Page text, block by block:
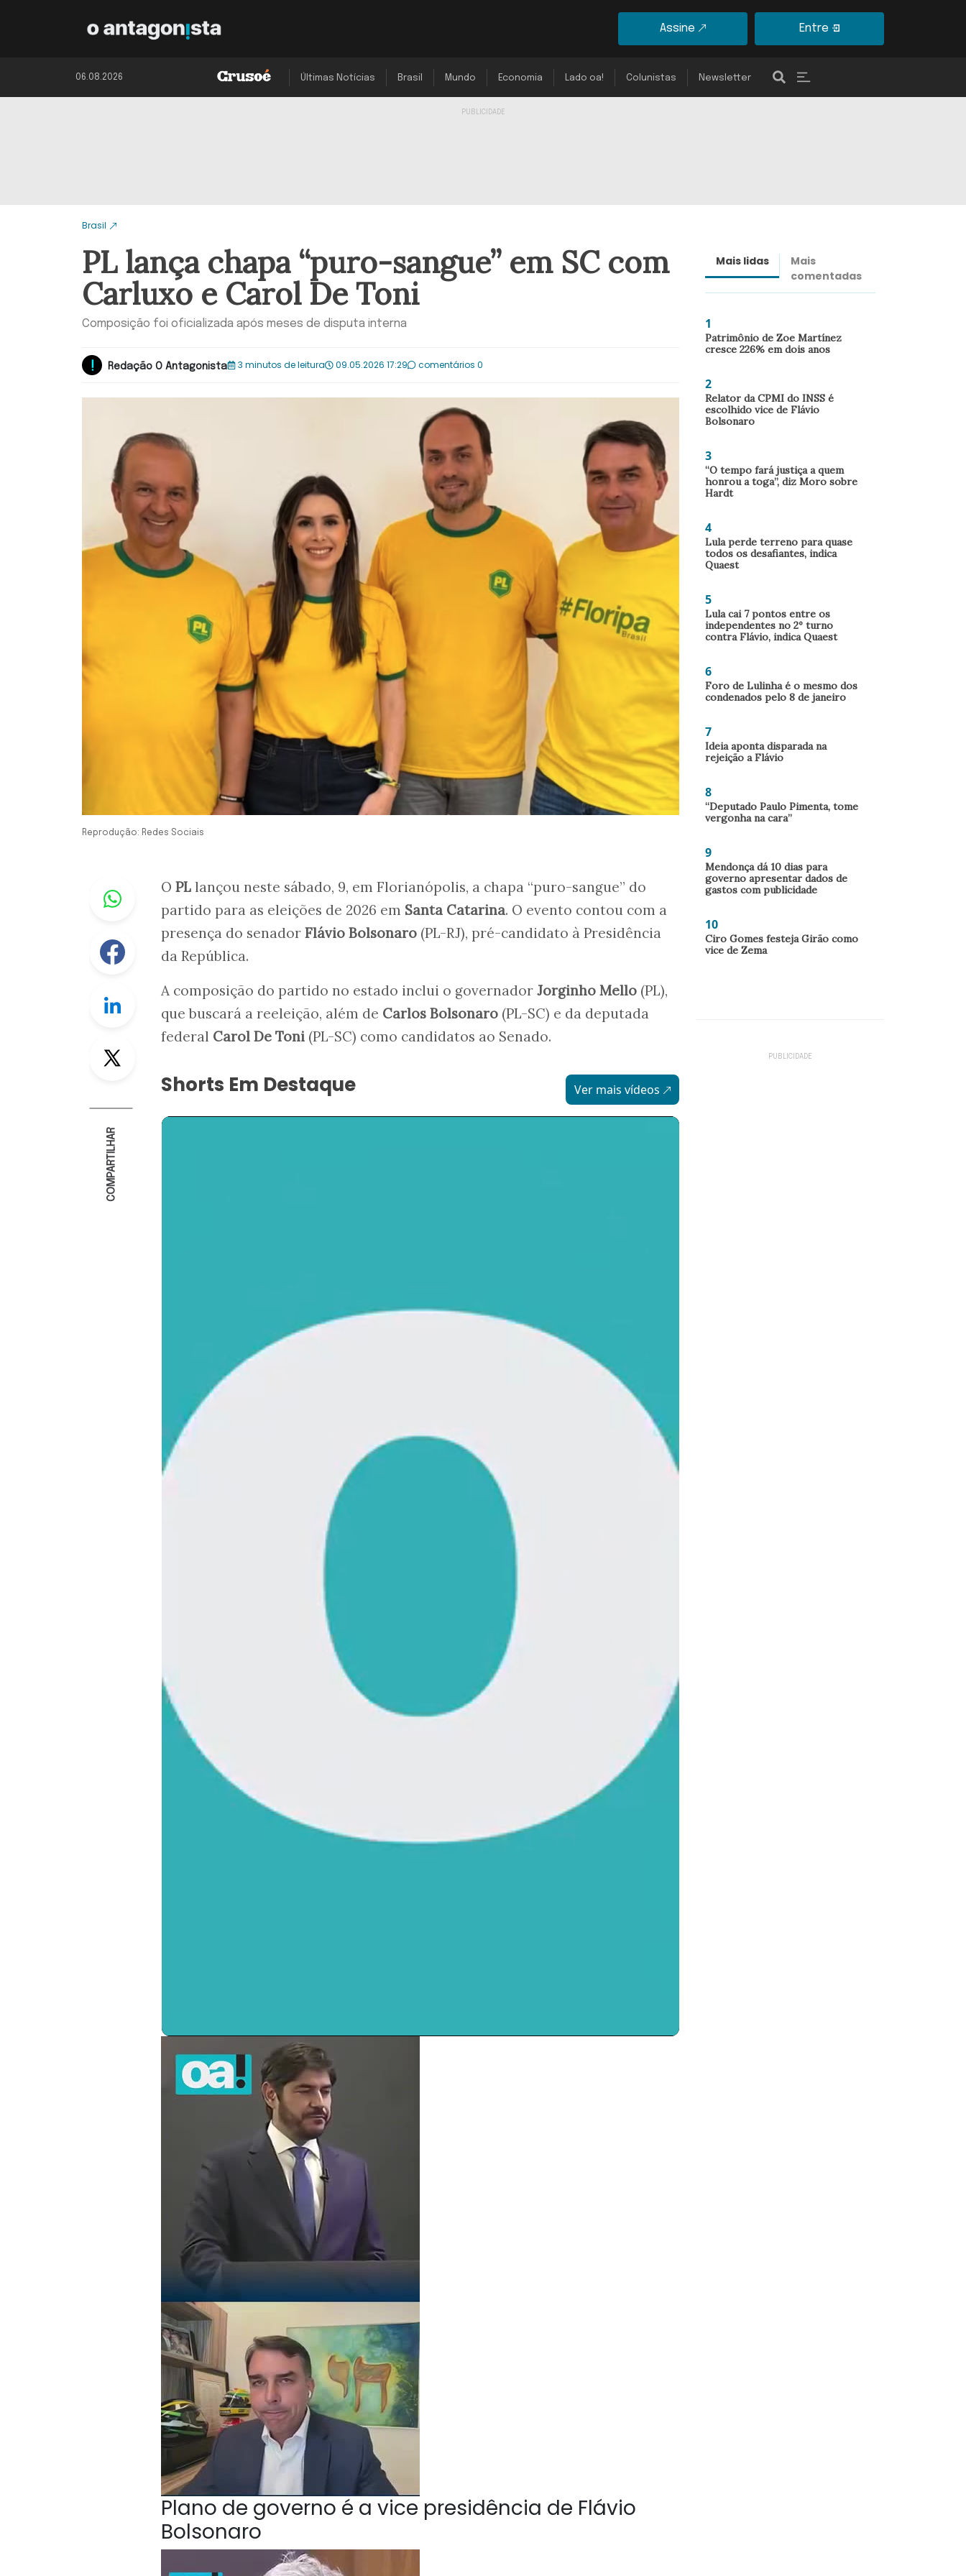
Assine Entre
06.08.2026 Últimas Notícias Brasil Mundo Economia Lado oa! Colunistas Newsletter
Brasil
PL lança chapa “puro-sangue” em SC com
Carluxo e Carol De Toni
Composição foi oficializada após meses de disputa interna
Redação O Antagonista 3 minutos de leitura 09.05.2026 17:29 comentários 0
Reprodução: Redes Sociais
Whastapp
Facebook
Linkedin
Twitter
COMPARTILHAR
O PL lançou neste sábado, 9, em Florianópolis, a chapa “puro-sangue” do
partido para as eleições de 2026 em Santa Catarina. O evento contou com a
presença do senador Flávio Bolsonaro (PL-RJ), pré-candidato à Presidência
da República.
A composição do partido no estado inclui o governador Jorginho Mello (PL),
que buscará a reeleição, além de Carlos Bolsonaro (PL-SC) e da deputada
federal Carol De Toni (PL-SC) como candidatos ao Senado.
Shorts Em Destaque Ver mais vídeos
Plano de governo é a vice presidência de Flávio
Bolsonaro
Mais lidas
Mais
comentadas
1
Patrimônio de Zoe Martínez
cresce 226% em dois anos
2
Relator da CPMI do INSS é
escolhido vice de Flávio
Bolsonaro
3
“O tempo fará justiça a quem
honrou a toga”, diz Moro sobre
Hardt
4
Lula perde terreno para quase
todos os desafiantes, indica
Quaest
5
Lula cai 7 pontos entre os
independentes no 2º turno
contra Flávio, indica Quaest
6
Foro de Lulinha é o mesmo dos
condenados pelo 8 de janeiro
7
Ideia aponta disparada na
rejeição a Flávio
8
“Deputado Paulo Pimenta, tome
vergonha na cara”
9
Mendonça dá 10 dias para
governo apresentar dados de
gastos com publicidade
10
Ciro Gomes festeja Girão como
vice de Zema